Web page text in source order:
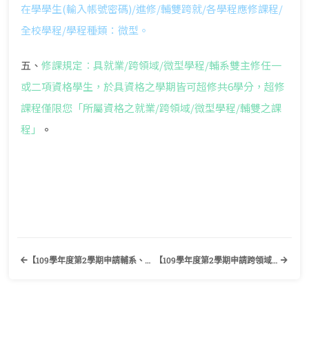
在學學生(輸入帳號密碼)/進修/輔雙跨就/各學程應修課程/
全校學程/學程種類：微型。
五、 修課規定︰具就業/跨領域/微型學程/輔系雙主修任一
或二項資格學生，於具資格之學期皆可超修共6學分，超修
課程僅限您「所屬資格之就業/跨領域/微型學程/輔雙之課
程」
。
【109學年度第2學期申請輔系、雙主修公告】 【109學年度第2學期申請跨領域及就業學程公告】